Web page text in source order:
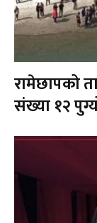
रामेछापको
संख्या १२